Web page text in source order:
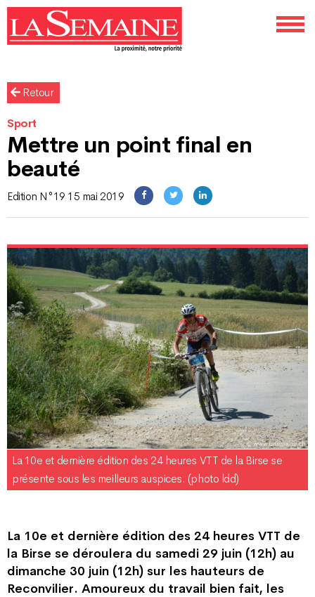
Retour
Sport
Mettre un point final en
beauté
Edition N°19 15 mai 2019
La 10e et dernière édition des 24 heures VTT de la Birse se
présente sous les meilleurs auspices. (photo ldd)
La 10e et dernière édition des 24 heures VTT de
la Birse se déroulera du samedi 29 juin (12h) au
dimanche 30 juin (12h) sur les hauteurs de
Reconvilier. Amoureux du travail bien fait, les